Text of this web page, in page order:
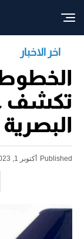
اخر الاخبار
تكشف
Published أكتوبر 1, 2023